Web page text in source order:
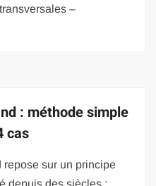
–
: méthode simple
cas
sur un principe